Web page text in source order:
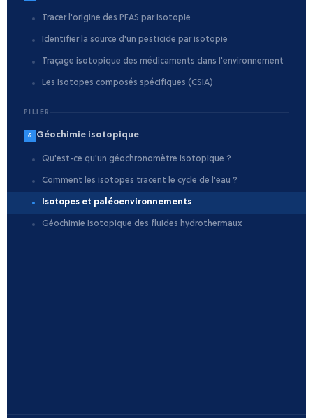
Tracer l'origine des PFAS par isotopie
Identifier la source d'un pesticide par isotopie
Traçage isotopique des médicaments dans l'environnement
Les isotopes composés spécifiques (CSIA)
PILIER
6 Géochimie isotopique
Qu'est-ce qu'un géochronomètre isotopique ?
Comment les isotopes tracent le cycle de l'eau ?
Isotopes et paléoenvironnements
Géochimie isotopique des fluides hydrothermaux